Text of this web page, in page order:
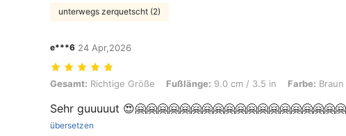
unterwegs zerquetscht (2)
e***6 24 Apr,2026
Gesamt: Richtige Größe, Fußlänge: 9.0 cm / 3.5 in, Farbe: Braun, Größe:
Gesamt: Richtige Größe Fußlänge: 9.0 cm / 3.5 in Farbe: Braun
Sehr guuuuut
übersetzen